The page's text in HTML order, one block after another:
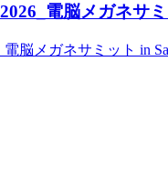
電脳メガネサミ
脳メガネサミット in